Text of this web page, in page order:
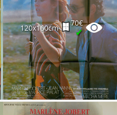
120x160cm
70€
✔